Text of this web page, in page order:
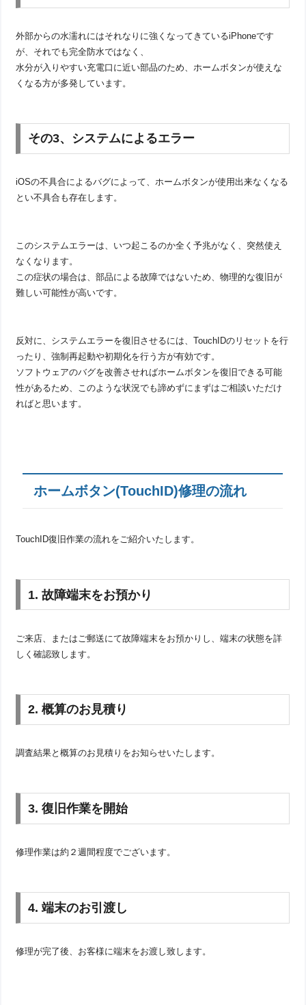
外部からの水濡れにはそれなりに強くなってきているiPhoneです
が、それでも完全防水ではなく、
水分が入りやすい充電口に近い部品のため、ホームボタンが使えな
くなる方が多発しています。
その3、システムによるエラー
iOSの不具合によるバグによって、ホームボタンが使用出来なくなる
とい不具合も存在します。
このシステムエラーは、いつ起こるのか全く予兆がなく、突然使え
なくなります。
この症状の場合は、部品による故障ではないため、物理的な復旧が
難しい可能性が高いです。
反対に、システムエラーを復旧させるには、TouchIDのリセットを行
ったり、強制再起動や初期化を行う方が有効です。
ソフトウェアのバグを改善させればホームボタンを復旧できる可能
性があるため、このような状況でも諦めずにまずはご相談いただけ
ればと思います。
ホームボタン(TouchID)修理の流れ
TouchID復旧作業の流れをご紹介いたします。
1. 故障端末をお預かり
ご来店、またはご郵送にて故障端末をお預かりし、端末の状態を詳
しく確認致します。
2. 概算のお見積り
調査結果と概算のお見積りをお知らせいたします。
3. 復旧作業を開始
修理作業は約２週間程度でございます。
4. 端末のお引渡し
修理が完了後、お客様に端末をお渡し致します。